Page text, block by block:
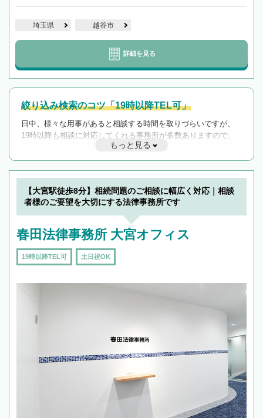
埼玉県 越谷市
詳細を見る
絞り込み検索のコツ「19時以降TEL可」
日中、様々な用事があると相談する時間を取りづらいですが、
19時以降も相談に対応してくれる事務所が多数ありますので、
遅い時間の相談が増えそうな場合はそのような事務所に絞り込
んで検索してみましょう。
19時以降TEL可の条件
を加えて再検索
もっと見る
【大宮駅徒歩8分】相続問題のご相談に幅広く対応｜相談
者様のご要望を大切にする法律事務所です
春田法律事務所 大宮オフィス
19時以降TEL可 土日祝OK